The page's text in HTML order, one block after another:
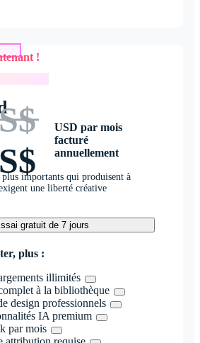
!
USD par mois
facturé
annuellement
plus importants qui produisent à
une liberté créative
gratuit de 7 jours
plus :
illimités
à la bibliothèque
design professionnels
IA premium
par mois